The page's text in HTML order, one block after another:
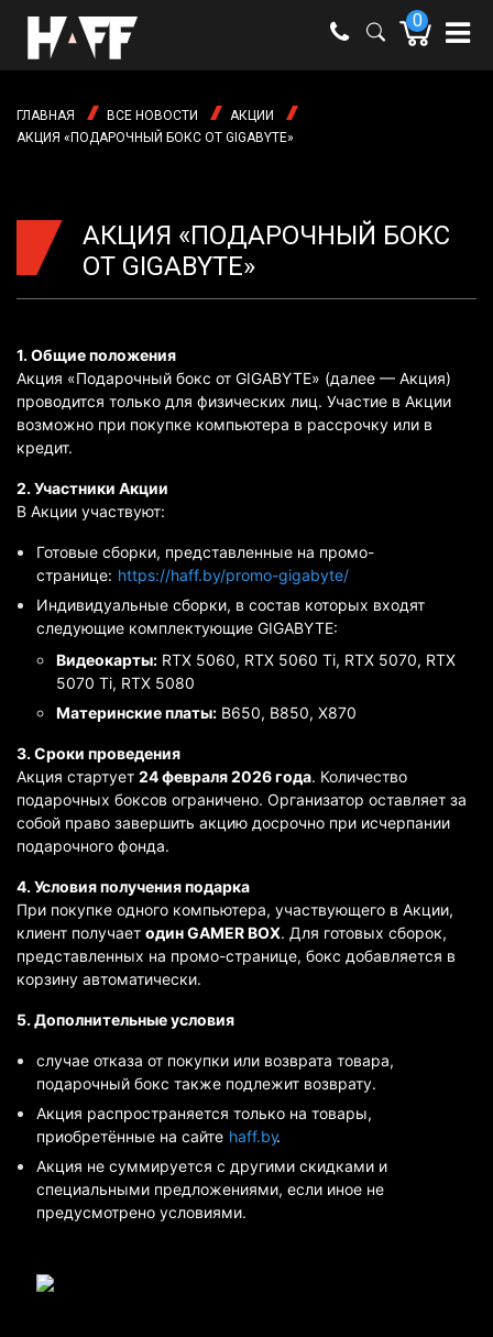
Время
работы:
Сб-вс:
0
ГЛАВНАЯ ВСЕ НОВОСТИ
АКЦИИ
АКЦИЯ «ПОДАРОЧНЫЙ БОКС ОТ GIGABYTE»
АКЦИЯ «ПОДАРОЧНЫЙ БОКС
ОТ GIGABYTE»
1. Общие положения
Акция «Подарочный бокс от GIGABYTE» (далее — Акция)
проводится только для физических лиц. Участие в Акции
возможно при покупке компьютера в рассрочку или в
кредит.
2. Участники Акции
В Акции участвуют:
Готовые сборки, представленные на промо-
странице: https://haff.by/promo-gigabyte/
Индивидуальные сборки, в состав которых входят
следующие комплектующие GIGABYTE:
Видеокарты: RTX 5060, RTX 5060 Ti, RTX 5070, RTX
5070 Ti, RTX 5080
Материнские платы: B650, B850, X870
3. Сроки проведения
Акция стартует 24 февраля 2026 года. Количество
подарочных боксов ограничено. Организатор оставляет за
собой право завершить акцию досрочно при исчерпании
подарочного фонда.
4. Условия получения подарка
При покупке одного компьютера, участвующего в Акции,
клиент получает один GAMER BOX. Для готовых сборок,
представленных на промо-странице, бокс добавляется в
корзину автоматически.
5. Дополнительные условия
случае отказа от покупки или возврата товара,
подарочный бокс также подлежит возврату.
Акция распространяется только на товары,
приобретённые на сайте haff.by.
Акция не суммируется с другими скидками и
специальными предложениями, если иное не
предусмотрено условиями.